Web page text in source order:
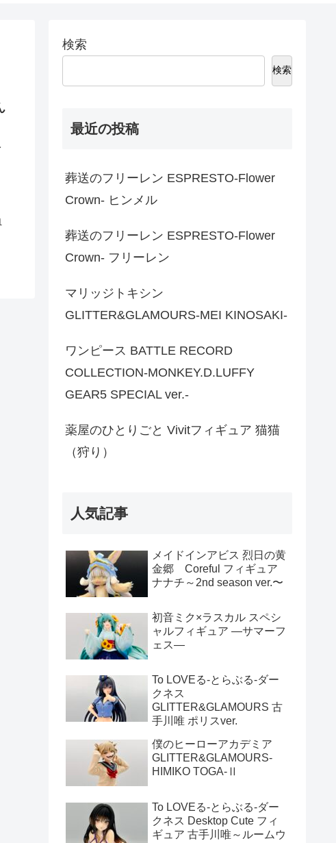
検索
検索
最近の投稿
葬送のフリーレン ESPRESTO-Flower
Crown- ヒンメル
葬送のフリーレン ESPRESTO-Flower
Crown- フリーレン
マリッジトキシン
GLITTER&GLAMOURS-MEI KINOSAKI-
ワンピース BATTLE RECORD
COLLECTION-MONKEY.D.LUFFY
GEAR5 SPECIAL ver.-
薬屋のひとりごと Vivitフィギュア 猫猫
（狩り）
人気記事
メイドインアビス 烈日の黄
金郷 Coreful フィギュア
ナナチ～2nd season ver.〜
初音ミク×ラスカル スペシ
ャルフィギュア ―サマーフ
ェス―
To LOVEる-とらぶる-ダー
クネス
GLITTER&GLAMOURS 古
手川唯 ポリスver.
僕のヒーローアカデミア
GLITTER&GLAMOURS-
HIMIKO TOGA-Ⅱ
To LOVEる-とらぶる-ダー
クネス Desktop Cute フィ
ギュア 古手川唯～ルームウ